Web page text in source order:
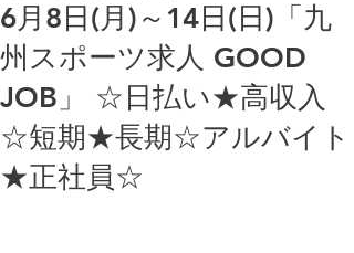
6月8日(月)～14日(日)「九
州スポーツ求人 GOOD
JOB」 ☆日払い★高収入
☆短期★長期☆アルバイト
★正社員☆